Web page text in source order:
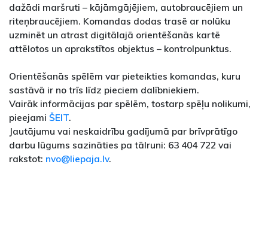
dažādi maršruti – kājāmgājējiem, autobraucējiem un
riteņbraucējiem. Komandas dodas trasē ar nolūku
uzminēt un atrast digitālajā orientēšanās kartē
attēlotos un aprakstītos objektus – kontrolpunktus.
Orientēšanās spēlēm var pieteikties komandas, kuru
sastāvā ir no trīs līdz pieciem dalībniekiem.
Vairāk informācijas par spēlēm, tostarp spēļu nolikumi,
pieejami ŠEIT.
Jautājumu vai neskaidrību gadījumā par brīvprātīgo
darbu lūgums sazināties pa tālruni: 63 404 722 vai
rakstot: nvo@liepaja.lv.